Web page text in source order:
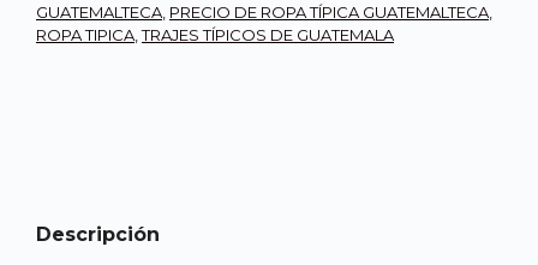
GUATEMALTECA PRECIO DE ROPA TÍPICA GUATEMALTECA
ROPA TIPICA ,TRAJES TÍPICOS DE GUATEMALA
Descripción